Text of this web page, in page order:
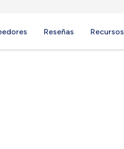
Reseñas Recursos